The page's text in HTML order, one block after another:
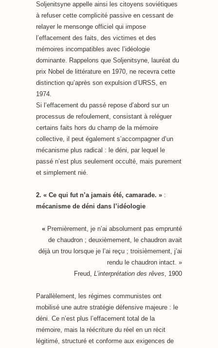
Soljenitsyne appelle ainsi les citoyens soviétiques
à refuser cette complicité passive en cessant de
relayer le mensonge officiel qui impose
l’effacement des faits, des victimes et des
mémoires incompatibles avec l’idéologie
dominante. Rappelons que Soljenitsyne, lauréat du
prix Nobel de littérature en 1970, ne recevra cette
distinction qu’après son expulsion d’URSS, en
1974.
Si l’effacement du passé repose d’abord sur un
processus de refoulement, consistant à reléguer
certains faits hors du champ de la mémoire
collective, il peut également s’accompagner d’un
mécanisme plus radical : le déni, par lequel le
passé n’est plus seulement occulté, mais purement
et simplement nié.
2. « Ce qui fut n’a jamais été, camarade. » :
mécanisme de déni dans l’idéologie
« Premièrement, je n’ai absolument pas emprunté
de chaudron ; deuxièmement, le chaudron avait
déjà un trou lorsque je l’ai reçu ; troisièmement, j’ai
rendu le chaudron intact. »
Freud, L’interprétation des rêves, 1900
Parallèlement, les régimes communistes ont
mobilisé une autre stratégie défensive majeure : le
déni. Ce n’est plus l’effacement total de la
mémoire, mais la réécriture du réel en un récit
légitimé, structuré et conforme aux exigences de